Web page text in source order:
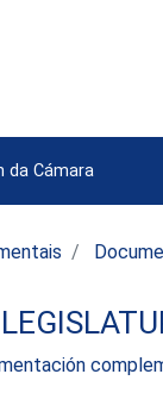
da Cámara